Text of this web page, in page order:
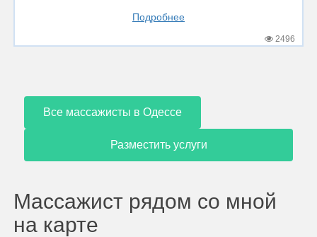
Подробнее
2496
Все массажисты в Одессе
Разместить услуги
Массажист рядом со мной
на карте